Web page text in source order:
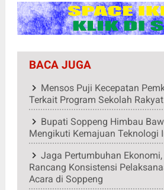
BACA JUGA
Mensos Puji Kecepatan
Terkait Program Sekolah Rakyat
Bupati Soppeng Himbau
Mengikuti Kemajuan Teknologi
Jaga Pertumbuhan Ekonomi,
Rancang Konsistensi
Acara di Soppeng